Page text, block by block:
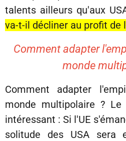
talents ailleurs qu'aux
va-t-il décliner au profit de
Comment adapter
monde
Comment adapter
monde multipolaire ?
intéressant : Si l'UE
solitude des USA sera